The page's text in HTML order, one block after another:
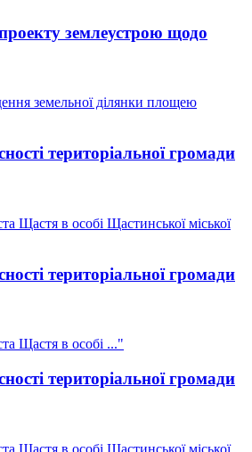
землеустрою щодо
земельної ділянки площею
територіальної громади
Щастя в особі Щастинської міської
територіальної громади
Щастя в особі ..."
територіальної громади
Щастя в особі Щастинської міської